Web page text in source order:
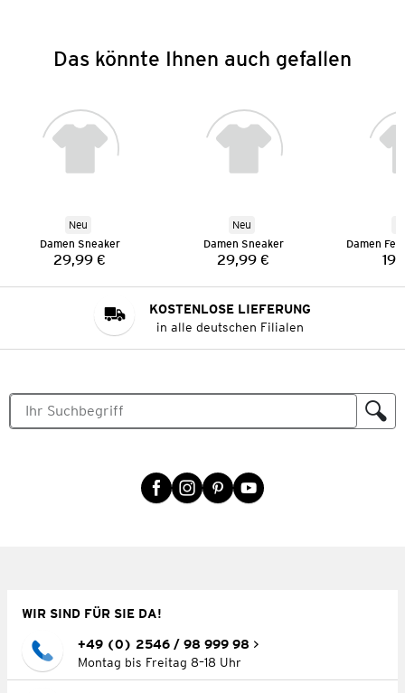
Das könnte Ihnen auch gefallen
Neu
Damen Sneaker
Preis:
29,99 €
Neu
Damen Sneaker
Preis:
29,99 €
KOSTENLOSE LIEFERUNG
in alle deutschen Filialen
WIR SIND FÜR SIE DA!
+49 (0) 2546 / 98 999 98
Montag bis Freitag 8–18 Uhr